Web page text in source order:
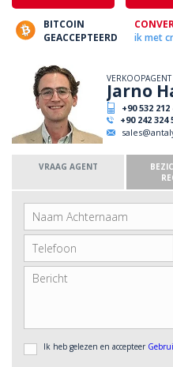
BITCOIN
GEACCEPTEERD
ik met
VERKOOPAGENT
Jarno
+90 532 212
+90 242 324
VRAAG AGENT
Ik heb gelezen en accepteer